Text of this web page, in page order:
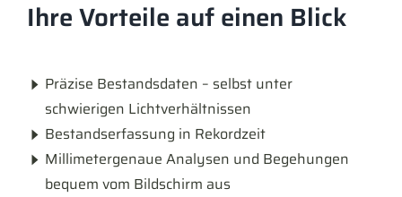
Ihre Vorteile auf einen Blick
Präzise Bestandsdaten – selbst unter
schwierigen Lichtverhältnissen
Bestandserfassung in Rekordzeit
Millimetergenaue Analysen und Begehungen
bequem vom Bildschirm aus